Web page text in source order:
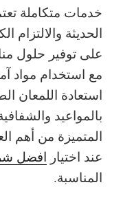
خدمات متكاملة
الحديثة والالتزام
على توفير حلول
مع استخدام مواد
استعادة اللمعان
بالمواعيد
المتميزة من أهم
عند اختيار افضل
المناسبة.